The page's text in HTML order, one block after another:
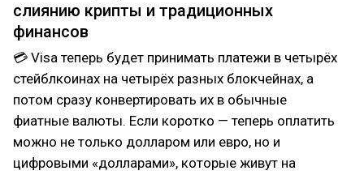
слиянию крипты и традиционных
финансов
💳 Visa теперь будет принимать платежи в четырёх
стейблкоинах на четырёх разных блокчейнах, а
потом сразу конвертировать их в обычные
фиатные валюты. Если коротко — теперь оплатить
можно не только долларом или евро, но и
цифровыми «долларами», которые живут на